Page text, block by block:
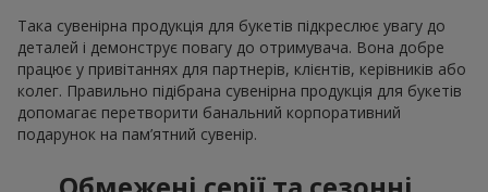
Така сувенірна продукція для букетів підкреслює увагу до
деталей і демонструє повагу до отримувача. Вона добре
працює у привітаннях для партнерів, клієнтів, керівників або
колег. Правильно підібрана сувенірна продукція для букетів
допомагає перетворити банальний корпоративний
подарунок на пам’ятний сувенір.